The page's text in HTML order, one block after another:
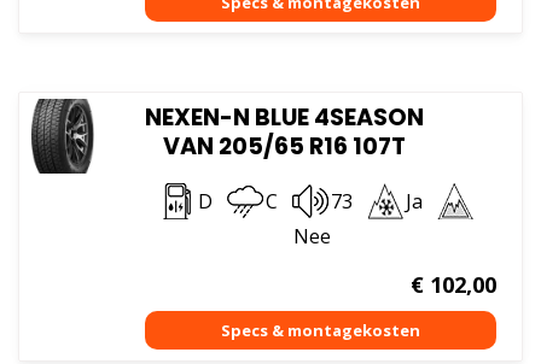
NEXEN-N BLUE 4SEASON
VAN 205/65 R16 107T
D C 73
Ja
Nee
€102,00